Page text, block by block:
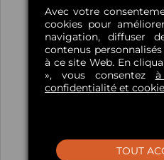
Avec votre
cookies pour
navigation, diffuser
contenus
à ce site Web. En
», vous consentez
confidentialité et
TOUT